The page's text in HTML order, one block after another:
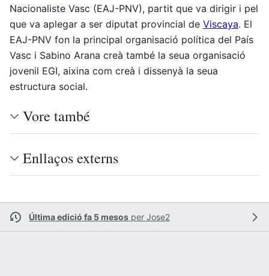
Nacionaliste Vasc (EAJ-PNV), partit que va dirigir i pel
que va aplegar a ser diputat provincial de Viscaya. El
EAJ-PNV fon la principal organisació política del País
Vasc i Sabino Arana creà també la seua organisació
jovenil EGI, aixina com creà i dissenyà la seua
estructura social.
Vore també
Enllaços externs
Última edició fa 5 mesos per Jose2